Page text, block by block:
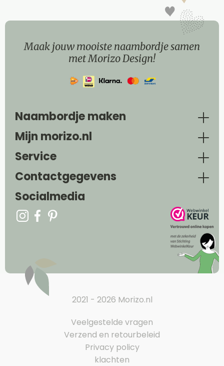
Maak jouw mooiste naambordje samen
met Morizo Design!
Naambordje maken
Mijn morizo.nl
Service
Contactgegevens
Socialmedia
2021 - 2026 Morizo.nl
Veelgestelde vragen
Verzend en retourbeleid
Privacy policy
klachten